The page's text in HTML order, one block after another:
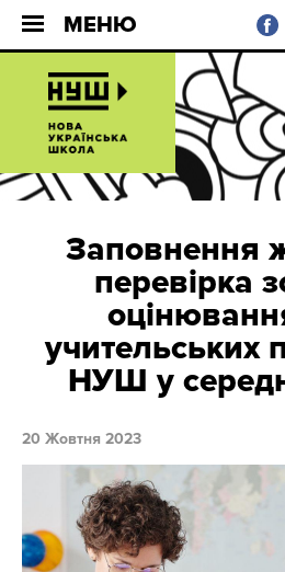
МЕНЮ
Заповнення
перевірка
учительських
НУШ у
20 Жовтня 2023